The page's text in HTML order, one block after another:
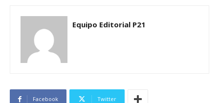
Equipo Editorial P21
Facebook Twitter